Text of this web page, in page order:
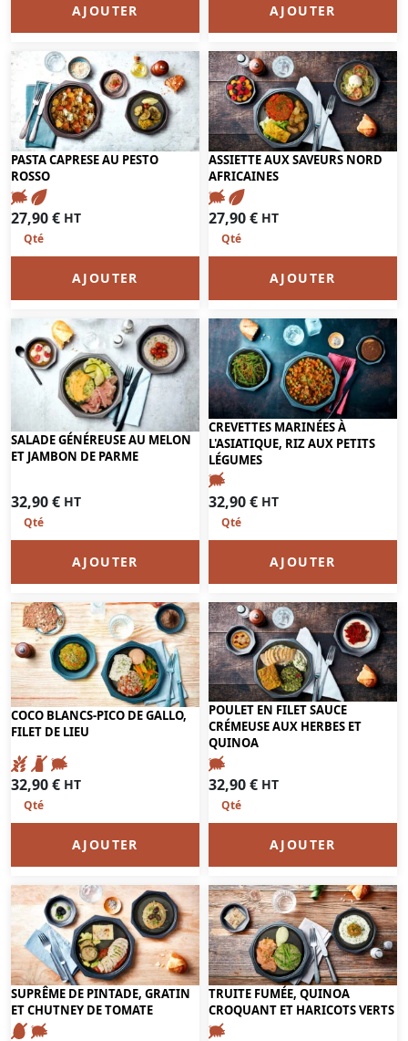
AJOUTER AJOUTER
PASTA CAPRESE AU PESTO
ROSSO
27,90€ HT
AJOUTER
ASSIETTE AUX SAVEURS NORD
AFRICAINES
27,90€ HT
AJOUTER
SALADE GÉNÉREUSE AU MELON
ET JAMBON DE PARME
32,90€ HT
AJOUTER
CREVETTES MARINÉES À
L'ASIATIQUE, RIZ AUX PETITS
LÉGUMES
32,90€ HT
AJOUTER
COCO BLANCS-PICO DE GALLO,
FILET DE LIEU
32,90€ HT
AJOUTER
POULET EN FILET SAUCE
CRÉMEUSE AUX HERBES ET
QUINOA
32,90€ HT
AJOUTER
SUPRÊME DE PINTADE, GRATIN
ET CHUTNEY DE TOMATE
TRUITE FUMÉE, QUINOA
CROQUANT ET HARICOTS VERTS